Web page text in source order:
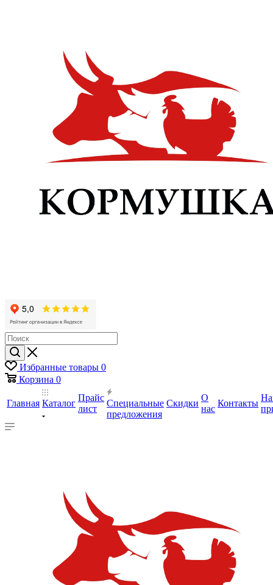
Избранные товары 0
Корзина 0
Главная Каталог
Прайс
лист
Специальные
предложения
Скидки
О
нас
Контакты